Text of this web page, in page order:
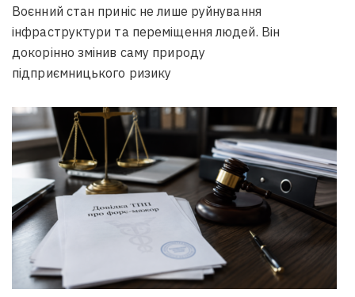
Воєнний стан приніс не лише руйнування
інфраструктури та переміщення людей. Він
докорінно змінив саму природу
підприємницького ризику